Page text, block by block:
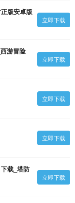
版安卓版
立即下载
游冒险
立即下载
立即下载
立即下载
载_塔防
立即下载